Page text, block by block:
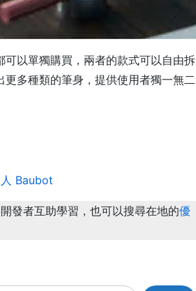
以單獨購買，兩者的款式可以自由拆
多種類的筆身，提供使用者獨一無二
Baubot
發者互助學習，也可以搜尋在地的優